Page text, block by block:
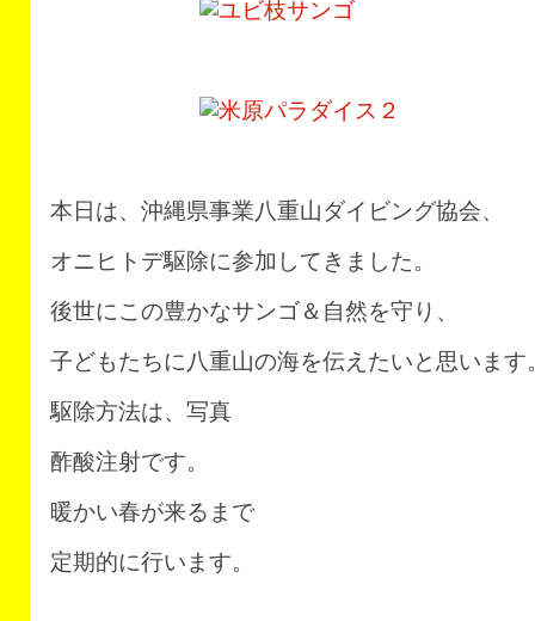
本日は、沖縄県事業八重山ダイビング協会、
オニヒトデ駆除に参加してきました。
後世にこの豊かなサンゴ＆自然を守り、
子どもたちに八重山の海を伝えたいと思います
駆除方法は、写真
酢酸注射です。
暖かい春が来るまで
定期的に行います。